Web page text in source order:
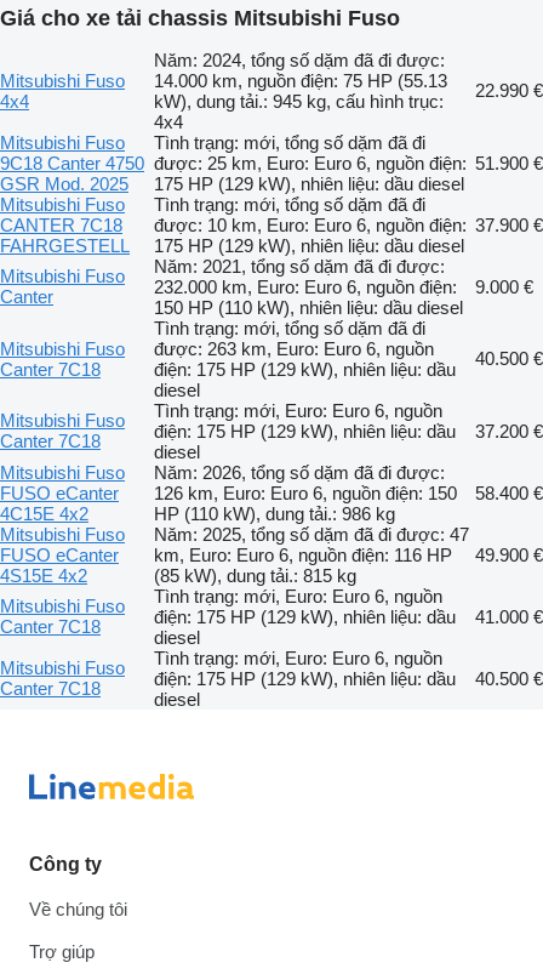
Giá cho xe tải chassis Mitsubishi Fuso
Mitsubishi Fuso
4x4
Năm: 2024, tổng số dặm đã đi được:
14.000 km, nguồn điện: 75 HP (55.13
kW), dung tải.: 945 kg, cấu hình trục:
4x4
22.990 €
Mitsubishi Fuso
9C18 Canter 4750
GSR Mod. 2025
Tình trạng: mới, tổng số dặm đã đi
được: 25 km, Euro: Euro 6, nguồn điện:
175 HP (129 kW), nhiên liệu: dầu diesel
51.900 €
Mitsubishi Fuso
CANTER 7C18
FAHRGESTELL
Tình trạng: mới, tổng số dặm đã đi
được: 10 km, Euro: Euro 6, nguồn điện:
175 HP (129 kW), nhiên liệu: dầu diesel
37.900 €
Mitsubishi Fuso
Canter
Năm: 2021, tổng số dặm đã đi được:
232.000 km, Euro: Euro 6, nguồn điện:
150 HP (110 kW), nhiên liệu: dầu diesel
9.000 €
Mitsubishi Fuso
Canter 7C18
Tình trạng: mới, tổng số dặm đã đi
được: 263 km, Euro: Euro 6, nguồn
điện: 175 HP (129 kW), nhiên liệu: dầu
diesel
40.500 €
Mitsubishi Fuso
Canter 7C18
Tình trạng: mới, Euro: Euro 6, nguồn
điện: 175 HP (129 kW), nhiên liệu: dầu
diesel
37.200 €
Mitsubishi Fuso
FUSO eCanter
4C15E 4x2
Năm: 2026, tổng số dặm đã đi được:
126 km, Euro: Euro 6, nguồn điện: 150
HP (110 kW), dung tải.: 986 kg
58.400 €
Mitsubishi Fuso
FUSO eCanter
4S15E 4x2
Năm: 2025, tổng số dặm đã đi được: 47
km, Euro: Euro 6, nguồn điện: 116 HP
(85 kW), dung tải.: 815 kg
49.900 €
Mitsubishi Fuso
Canter 7C18
Tình trạng: mới, Euro: Euro 6, nguồn
điện: 175 HP (129 kW), nhiên liệu: dầu
diesel
41.000 €
Mitsubishi Fuso
Canter 7C18
Tình trạng: mới, Euro: Euro 6, nguồn
điện: 175 HP (129 kW), nhiên liệu: dầu
diesel
40.500 €
Công ty
Về chúng tôi
Trợ giúp